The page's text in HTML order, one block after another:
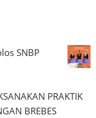
SNBP
PRAKTIK
BREBES